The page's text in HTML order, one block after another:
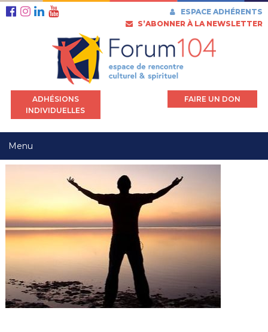
ESPACE ADHÉRENTS
S’ABONNER À LA NEWSLETTER
ADHÉSIONS
INDIVIDUELLES
FAIRE UN DON